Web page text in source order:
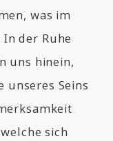
was im
der Ruhe
uns hinein,
unseres Seins
sich